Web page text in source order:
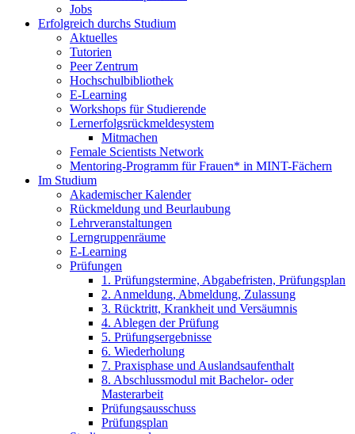
Jobs
Erfolgreich durchs Studium
Aktuelles
Tutorien
Peer Zentrum
Hochschulbibliothek
E-Learning
Workshops für Studierende
Lernerfolgsrückmeldesystem
Mitmachen
Female Scientists Network
Mentoring-Programm für Frauen* in MINT-Fächern
Im Studium
Akademischer Kalender
Rückmeldung und Beurlaubung
Lehrveranstaltungen
Lerngruppenräume
E-Learning
Prüfungen
1. Prüfungstermine, Abgabefristen, Prüfungsplan
2. Anmeldung, Abmeldung, Zulassung
3. Rücktritt, Krankheit und Versäumnis
4. Ablegen der Prüfung
5. Prüfungsergebnisse
6. Wiederholung
7. Praxisphase und Auslandsaufenthalt
8. Abschlussmodul mit Bachelor- oder
Masterarbeit
Prüfungsausschuss
Prüfungsplan